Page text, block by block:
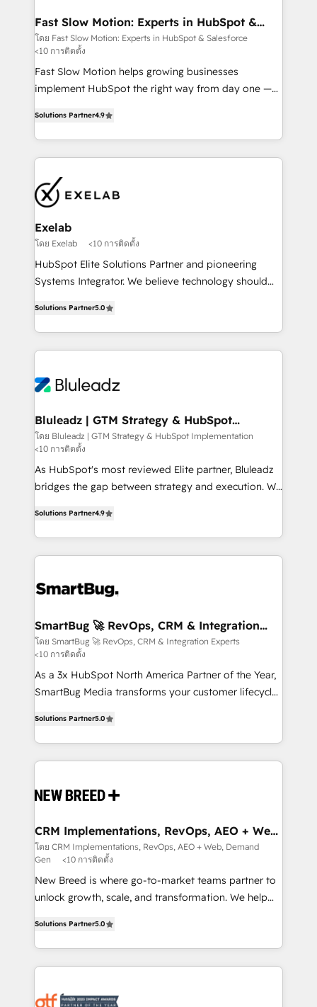
services include: - Choosing the right HubSpot
package for your business - Full CRM, Marketing, and
Sales Hub implementations - Custom dashboards
and reporting - Workflow automation and data
clean-up - Sales enablement and team training -
Leeds and London, we partner with SMEs across the
UK who are ready to turn HubSpot into the growth
engine it’s meant to be.
Fast Slow Motion: Experts in HubSpot &
Salesforce
โดย Fast Slow Motion: Experts in HubSpot & Salesforce
<10 การติดตั้ง
Fast Slow Motion helps growing businesses
implement HubSpot the right way from day one —
Highly certified in both HubSpot and Salesforce, we
bring deep experience in CRM implementation,
integrations, and data migration across modern
market and enterprise organizations, our team
combines strong technical execution with real
business perspective. Many of our consultants have
scaled businesses themselves, giving us a practical
understanding of what owners and operators need
as their systems, data, and processes evolve. Since
range of industries, including healthcare, software,
B2B services, manufacturing, financial services and
on delivering clean, scalable, AI-ready systems that
create long-term value and a consistently strong
Solutions Partner4.9
Exelab
โดย Exelab <10 การติดตั้ง
HubSpot Elite Solutions Partner and pioneering
Systems Integrator. We believe technology should
Every engagement begins with clear objectives,
customer journey mapping, and measurable KPIs.
Only then we architect solutions. The question is
outcomes to deliver. -SYSTEM INTEGRATION-
make HubSpot the operational hub, integrated with
SAP, Microsoft Dynamics, custom ERPs, and any
enterprise platform. Proprietary apps extend
HubSpot beyond standard configurations. -AI-
FIRST- AI across customer-facing operations to
unlock efficiency at scale. From predictive
intelligence to conversational AI, we turn data into
action and automation into competitive advantage.
accreditations
Solutions Partner5.0
Bluleadz | GTM Strategy & HubSpot
Implementation
โดย Bluleadz | GTM Strategy & HubSpot Implementation
<10 การติดตั้ง
As HubSpot's most reviewed Elite partner, Bluleadz
bridges the gap between strategy and execution. We
Operating System (GTM OS) to align your leadership
and engineer a portal that drives predictable
revenue velocity. 🚀 GTM Strategy & Alignment
stalling growth. Fix your ICP, Math, and Story to stop
Scalable Architecture: Zero-technical-debt setup
across all Hubs, validated by our 7 HubSpot
Accreditations. AI-Powered RevOps: Breeze AI,
custom AI agents, and high-integrity migrations for
total reporting clarity. Security & Compliance: SOC 2
security. 🏆 Why Bluleadz? GTM OS Partner | 16+
Years Experience | 1,000+ Five-Star Reviews
Solutions Partner4.9
SmartBug 🚀 RevOps, CRM & Integration
Experts
โดย SmartBug 🚀 RevOps, CRM & Integration Experts
<10 การติดตั้ง
As a 3x HubSpot North America Partner of the Year,
SmartBug Media transforms your customer lifecycle
includes specialized divisions Globalia (AI &
Software) and Point Success Media (Paid Media),
making this the official home for all three brands. 🔄
and system integrations powered by Globalia’s
trainers to drive platform adoption. 📈 Revenue
Generation - Full-funnel marketing and high-
performance advertising via Point Success Media. -
Expert deployment of Breeze AI and custom agents
to automate growth. 🏆 Elite Excellence - 8 platform
expertise. - A team of 250+ experts dedicated to
your resilient growth.
Solutions Partner5.0
CRM Implementations, RevOps, AEO + Web,
Demand Gen
โดย CRM Implementations, RevOps, AEO + Web, Demand
Gen
<10 การติดตั้ง
New Breed is where go-to-market teams partner to
unlock growth, scale, and transformation. We help
customer platform and operationalize HubSpot’s
Loop Marketing framework through expert-led
services, smart agents, and purpose-built apps,
results, fast. ⚙️CRM & RevOps: Align all Hubs to your
Solutions Partner5.0